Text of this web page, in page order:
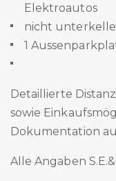
Elektroautos
nicht
1
Detaillierte
sowie
Dokumentation
Alle Angaben